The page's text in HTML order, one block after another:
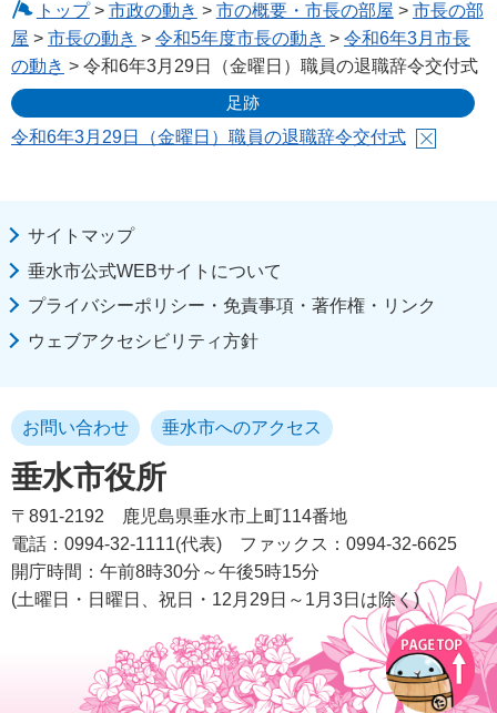
トップ> 市政の動き > 市の概要・市長の部屋 > 市長の部
屋 > 市長の動き > 令和5年度市長の動き > 令和6年3月市長
の動き > 令和6年3月29日（金曜日）職員の退職辞令交付式
足跡
令和6年3月29日（金曜日）職員の退職辞令交付式
サイトマップ
垂水市公式WEBサイトについて
プライバシーポリシー・免責事項・著作権・リンク
ウェブアクセシビリティ方針
垂水市役所
お問い合わせ 垂水市へのアクセス
〒891-2192
鹿児島県垂水市上町114番地
電話：0994-32-1111(代表)
ファックス：0994-32-6625
開庁時間：午前8時30分～午後5時15分
(土曜日・日曜日、祝日・12月29日～1月3日は除く)